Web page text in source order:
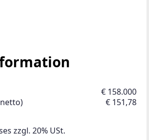
€ 158.000
€ 151,78
zzgl. 20% USt.